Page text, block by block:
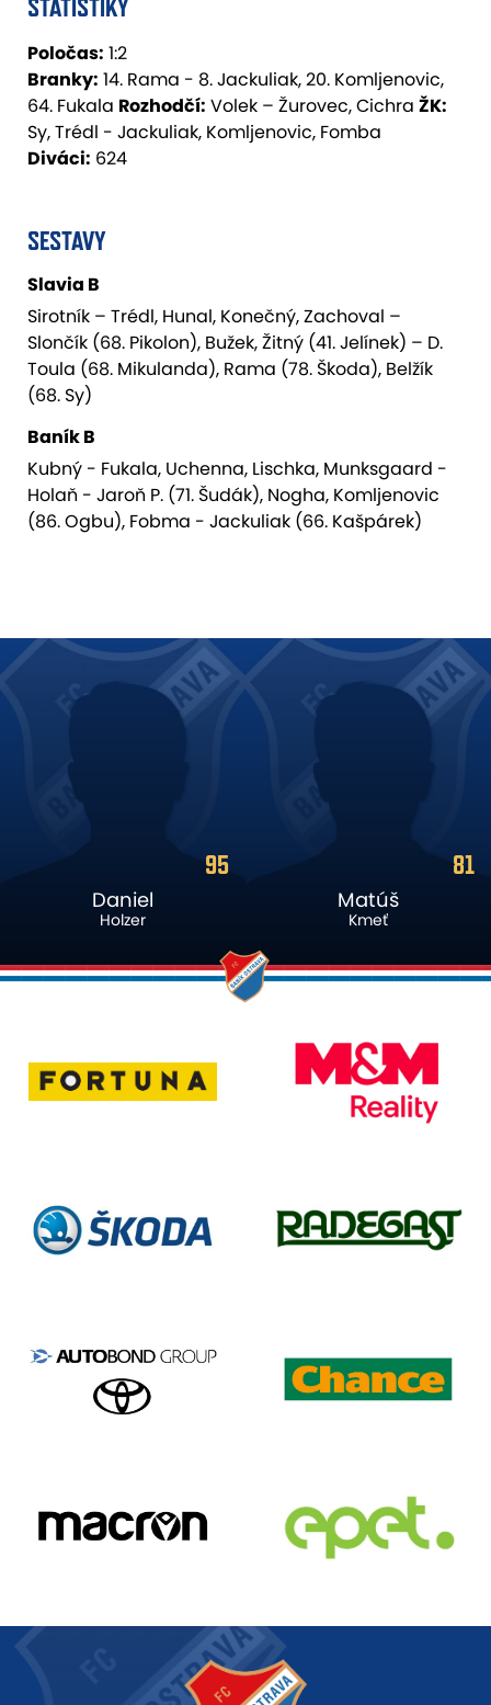
STATISTIKY
Poločas: 1:2
Branky: 14. Rama - 8. Jackuliak, 20. Komljenovic,
64. Fukala Rozhodčí: Volek – Žurovec, Cichra ŽK:
Sy, Trédl - Jackuliak, Komljenovic, Fomba
Diváci: 624
SESTAVY
Slavia B
Sirotník – Trédl, Hunal, Konečný, Zachoval –
Slončík (68. Pikolon), Bužek, Žitný (41. Jelínek) – D.
Toula (68. Mikulanda), Rama (78. Škoda), Belžík
(68. Sy)
Baník B
Kubný - Fukala, Uchenna, Lischka, Munksgaard -
Holaň - Jaroň P. (71. Šudák), Nogha, Komljenovic
(86. Ogbu), Fobma - Jackuliak (66. Kašpárek)
95
Daniel
Holzer
81
Matúš
Kmeť